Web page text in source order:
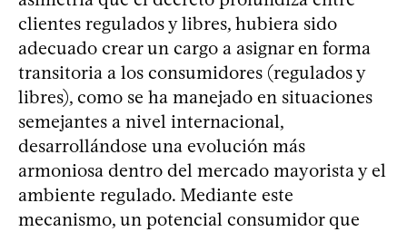
clientes regulados y libres, hubiera sido
adecuado crear un cargo a asignar en forma
transitoria a los consumidores (regulados y
libres), como se ha manejado en situaciones
semejantes a nivel internacional,
desarrollándose una evolución más
armoniosa dentro del mercado mayorista y el
ambiente regulado. Mediante este
mecanismo, un potencial consumidor que